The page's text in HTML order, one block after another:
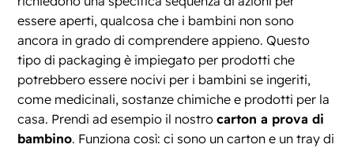
essere aperti, qualcosa che i bambini non sono
ancora in grado di comprendere appieno. Questo
tipo di packaging è impiegato per prodotti che
potrebbero essere nocivi per i bambini se ingeriti,
come medicinali, sostanze chimiche e prodotti per la
casa. Prendi ad esempio il nostrocarton a prova di
bambino. Funziona così: ci sono un carton e un tray di